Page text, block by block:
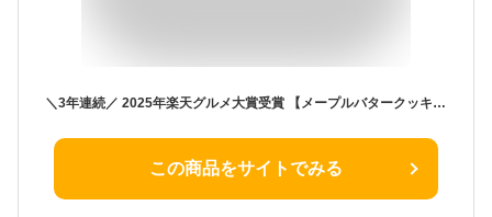
＼3年連続／ 2025年楽天グルメ大賞受賞 【メープルバタークッキー】選べる入数 ザ・メープルマニア お菓子 ギフト 詰め合わせ 個包装 クッキー ラングドシャ 焼き菓子 洋菓子 プレゼント 内祝 お返し お祝 退職 お中元 御中元 夏ギフト 暑中見舞い
この商品をサイトでみる